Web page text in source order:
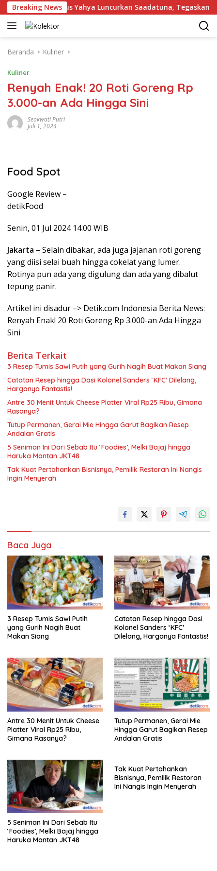
Langsung
ke
konten
Breaking NewsGus Yahya Luncurkan Saadatuna, Tegaskan 5
Beranda Kuliner
Kuliner
Renyah Enak! 20 Roti Goreng Rp
3.000-an Ada Hingga Sini
Seokwati Putri
Juli 1, 2024
Food Spot
Google Review –
detikFood
Senin, 01 Jul 2024 14:00 WIB
Jakarta – Selain dibakar, ada juga jajanan roti goreng
yang diisi selai buah hingga cokelat yang lumer.
Rotinya pun ada yang digulung dan ada yang dibalut
tepung panir.
Artikel ini disadur –> Detik.com Indonesia Berita News:
Renyah Enak! 20 Roti Goreng Rp 3.000-an Ada Hingga
Sini
Berita Terkait
3 Resep Tumis Sawi Putih yang Gurih Nagih Buat Makan Siang
Catatan Resep hingga Dasi Kolonel Sanders ‘KFC’ Dilelang,
Harganya Fantastis!
Antre 30 Menit Untuk Cheese Platter Viral Rp25 Ribu, Gimana
Rasanya?
Tutup Permanen, Gerai Mie Hingga Garut Bagikan Resep
Andalan Gratis
5 Seniman Ini Dari Sebab Itu ‘Foodies’, Melki Bajaj hingga
Haruka Mantan JKT48
Tak Kuat Pertahankan Bisnisnya, Pemilik Restoran Ini Nangis
Ingin Menyerah
Baca Juga
3 Resep Tumis Sawi Putih
yang Gurih Nagih Buat
Makan Siang
Catatan Resep hingga Dasi
Kolonel Sanders ‘KFC’
Dilelang, Harganya Fantastis!
Antre 30 Menit Untuk Cheese
Platter Viral Rp25 Ribu,
Gimana Rasanya?
Tutup Permanen, Gerai Mie
Hingga Garut Bagikan Resep
Andalan Gratis
5 Seniman Ini Dari Sebab Itu
‘Foodies’, Melki Bajaj hingga
Haruka Mantan JKT48
Tak Kuat Pertahankan
Bisnisnya, Pemilik Restoran
Ini Nangis Ingin Menyerah